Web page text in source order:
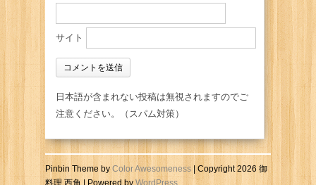
サイト
日本語が含まれない投稿は無視されますのでご
注意ください。（スパム対策）
Pinbin Theme byColor Awesomeness | Copyright 2026 御
料理 西角 | Powered by WordPress